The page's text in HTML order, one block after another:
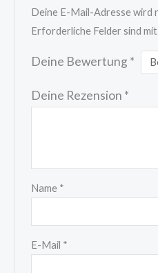
Deine E-Mail-Adresse
Erforderliche Felder sind mit
Deine Bewertung *
Deine Rezension *
Name *
E-Mail *